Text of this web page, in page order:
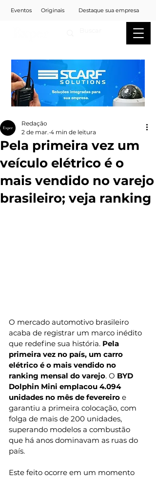
Eventos Originais Destaque sua empresa
Pela primeira vez um
veículo elétrico é o
mais vendido no varejo
brasileiro; veja ranking
Redação
2 de mar. 4 min de leitura
O mercado automotivo brasileiro
acaba de registrar um marco inédito
que redefine sua história. Pela
primeira vez no país, um carro
elétrico é o mais vendido no
ranking mensal do varejo. O BYD
Dolphin Mini emplacou 4.094
unidades no mês de fevereiro e
garantiu a primeira colocação, com
folga de mais de 200 unidades,
superando modelos a combustão
que há anos dominavam as ruas do
país.
Este feito ocorre em um momento